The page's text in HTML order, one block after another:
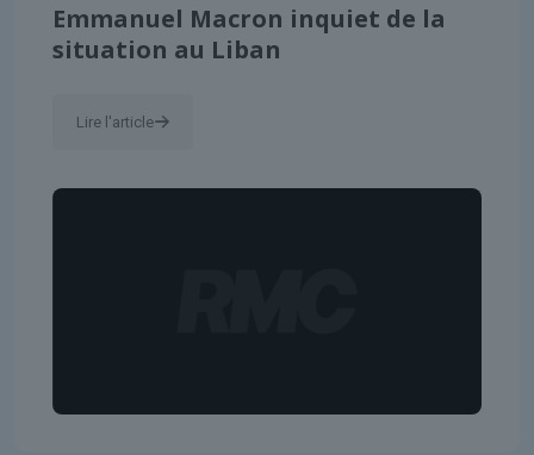
Emmanuel Macron inquiet de la
situation au Liban
Lire l'article